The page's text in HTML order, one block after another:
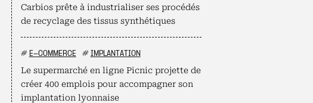
Carbios prête à industrialiser ses procédés
de recyclage des tissus synthétiques
# E-COMMERCE # IMPLANTATION
Le supermarché en ligne Picnic projette de
créer 400 emplois pour accompagner son
implantation lyonnaise